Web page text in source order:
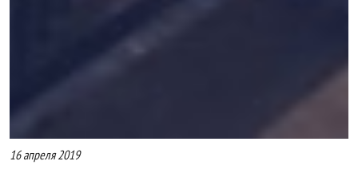
16 апреля 2019